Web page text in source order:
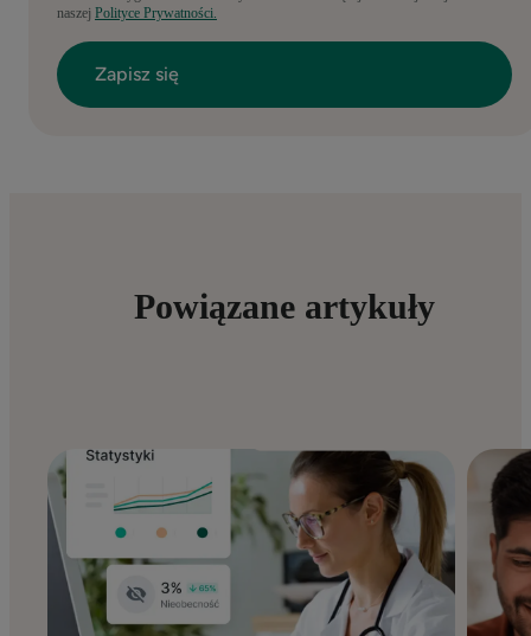
naszej Polityce Prywatności.
Powiązane artykuły